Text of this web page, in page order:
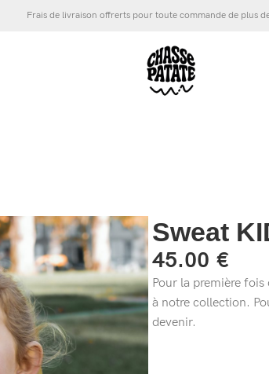
Frais de livraison offrerts pour toute commande de plus
Sweat
45.00 €
Pour la première
à notre collection.
devenir.